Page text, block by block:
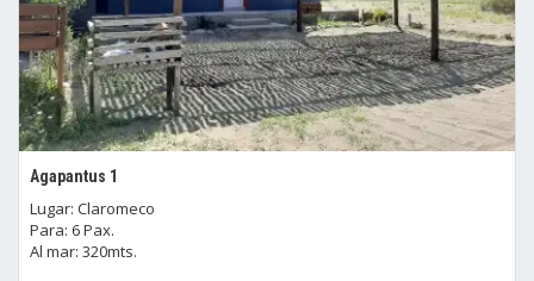
Agapantus 1
Lugar: Claromeco
Para: 6 Pax.
Al mar: 320mts.